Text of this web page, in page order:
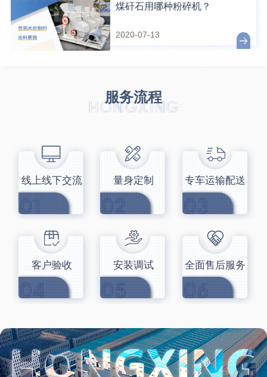
煤矸石用哪种粉碎机？
2020-07-13
服务流程
线上线下交流 量身定制 专车运输配送
客户验收 安装调试 全面售后服务